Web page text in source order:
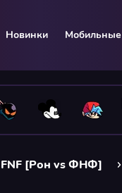
Новинки Мобильные
[Рон vs ФНФ]